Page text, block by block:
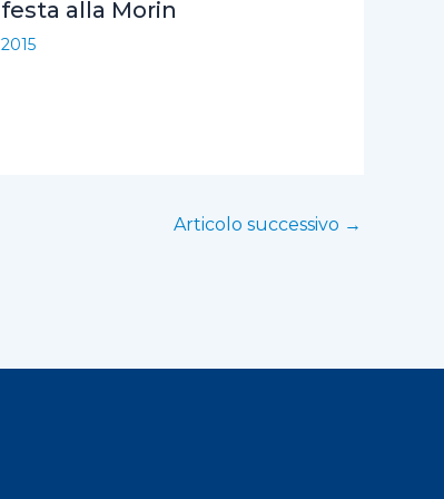
festa alla Morin
2015
Articolo successivo →